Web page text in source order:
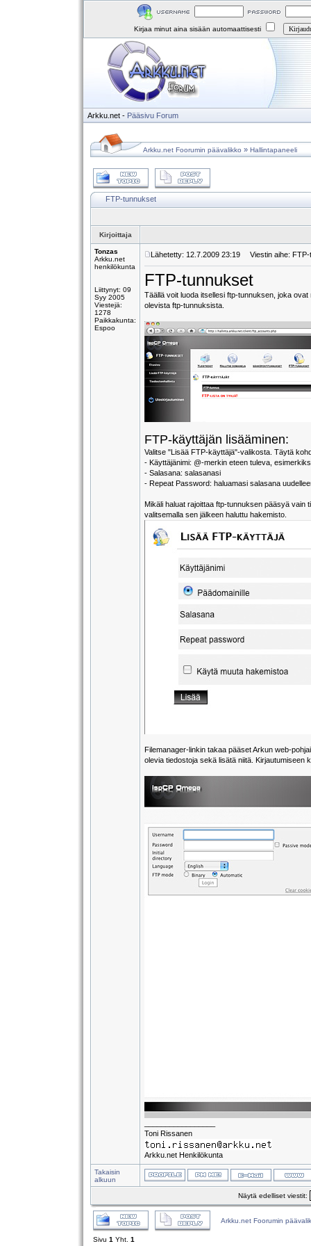
Kirjaa minut aina sisään automaattisesti
Arkku.net - Pääsivu Forum
Arkku.net Foorumin päävalikko » Hallintapaneeli
FTP-tunnukset
Kirjoittaja
Tonzas
Arkku.net
henkilökunta
Liittynyt: 09
Syy 2005
Viestejä:
1278
Paikkakunta:
Espoo
Lähetetty: 12.7.2009 23:19 Viestin aihe:
FTP-tunnukset
Täällä voit luoda itsellesi ftp-tunnuksen, joka
olevista ftp-tunnuksista.
FTP-käyttäjän lisääminen:
Valitse "Lisää FTP-käyttäjä"-valikosta. Täytä
- Käyttäjänimi: @-merkin eteen tuleva,
- Salasana: salasanasi
- Repeat Password: haluamasi salasana
Mikäli haluat rajoittaa ftp-tunnuksen pääsyä vain
valitsemalla sen jälkeen haluttu hakemisto.
Filemanager-linkin takaa pääset Arkun web-
olevia tiedostoja sekä lisätä niitä. Kirjautumiseen
Toni Rissanen
Arkku.net Henkilökunta
Takaisin
alkuun
Näytä edelliset viestit:
Arkku.net Foorumin
Sivu 1 Yht. 1